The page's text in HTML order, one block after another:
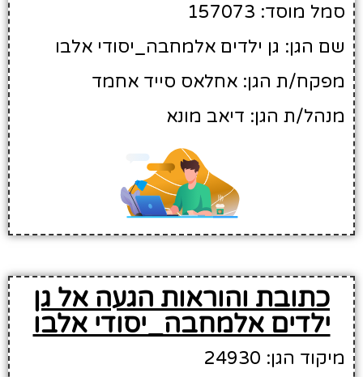
סמל מוסד: 157073
שם הגן: גן ילדים אלמחבה_יסודי אלבו
מפקח/ת הגן: אחלאס סייד אחמד
מנהל/ת הגן: דיאב מונא
כתובת והוראות הגעה אל גן
ילדים אלמחבה_יסודי אלבו
מיקוד הגן: 24930